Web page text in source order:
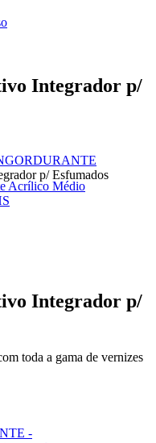
Integrador p/
p/ Esfumados
Acrílico Médio
Integrador p/
toda a gama de vernizes
-